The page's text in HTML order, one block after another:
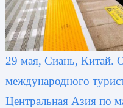
29 мая, Сиань, Китай.
международного
Центральная Азия по